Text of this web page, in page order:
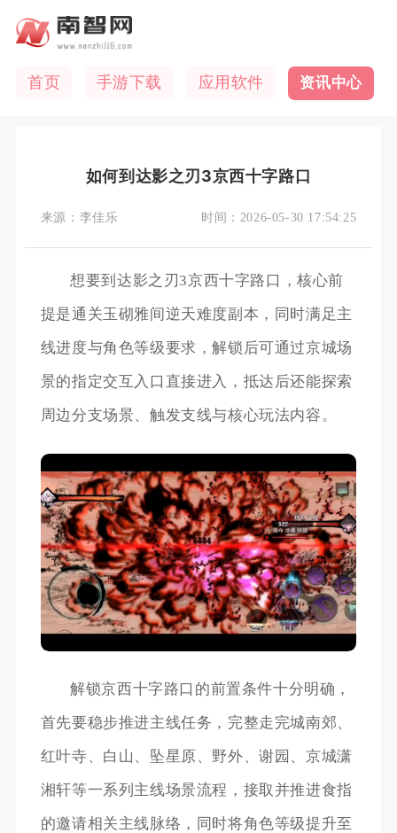
首页 手游下载 应用软件 资讯中心
如何到达影之刃3京西十字路口
来源： 李佳乐 时间： 2026-05-30 17:54:25
想要到达影之刃3京西十字路口，核心前
提是通关玉砌雅间逆天难度副本，同时满足主
线进度与角色等级要求，解锁后可通过京城场
景的指定交互入口直接进入，抵达后还能探索
周边分支场景、触发支线与核心玩法内容。
解锁京西十字路口的前置条件十分明确，
首先要稳步推进主线任务，完整走完城南郊、
红叶寺、白山、坠星原、野外、谢园、京城潇
湘轩等一系列主线场景流程，接取并推进食指
的邀请相关主线脉络，同时将角色等级提升至